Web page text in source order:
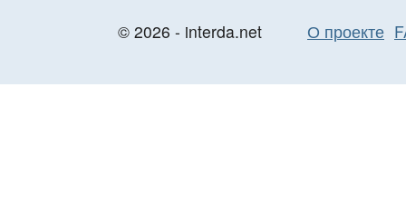
© 2026 - interda.net О проекте